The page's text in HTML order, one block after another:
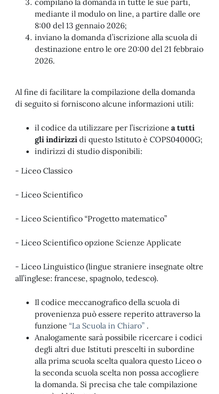
compilano la domanda in tutte le sue parti,
mediante il modulo on line, a partire dalle ore
8:00 del 13 gennaio 2026;
inviano la domanda d’iscrizione alla scuola di
destinazione entro le ore 20:00 del 21 febbraio
2026.
Al fine di facilitare la compilazione della domanda
di seguito si forniscono alcune informazioni utili:
il codice da utilizzare per l’iscrizione a tutti
gli indirizzi di questo Istituto è COPS04000G;
indirizzi di studio disponibili:
- Liceo Classico
- Liceo Scientifico
- Liceo Scientifico “Progetto matematico”
- Liceo Scientifico opzione Scienze Applicate
- Liceo Linguistico (lingue straniere insegnate oltre
all’inglese: francese, spagnolo, tedesco).
Il codice meccanografico della scuola di
provenienza può essere reperito attraverso la
funzione “La Scuola in Chiaro” .
Analogamente sarà possibile ricercare i codici
degli altri due Istituti prescelti in subordine
alla prima scuola scelta qualora questo Liceo o
la seconda scuola scelta non possa accogliere
la domanda. Si precisa che tale compilazione